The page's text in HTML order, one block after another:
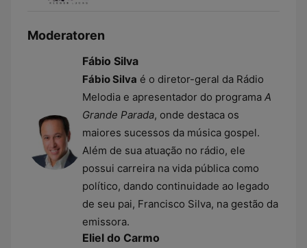
Moderatoren
Fábio Silva
Fábio Silva é o diretor-geral da Rádio
Melodia e apresentador do programa A
Grande Parada, onde destaca os
maiores sucessos da música gospel.
Além de sua atuação no rádio, ele
possui carreira na vida pública como
político, dando continuidade ao legado
de seu pai, Francisco Silva, na gestão da
emissora.
Eliel do Carmo